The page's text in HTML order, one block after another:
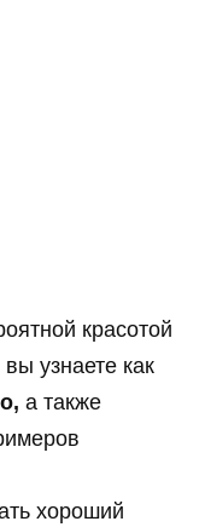
красотой
узнаете как
а также
хороший